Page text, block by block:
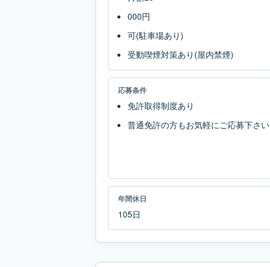
000円
可(駐車場あり)
受動喫煙対策あり(屋内禁煙)
応募条件
免許取得制度あり
普通免許の方もお気軽にご応募下さい
年間休日
105日